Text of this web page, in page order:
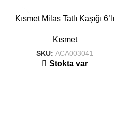
Kısmet Milas Tatlı Kaşığı 6’lı
Kısmet
SKU: ACA003041
Stokta var